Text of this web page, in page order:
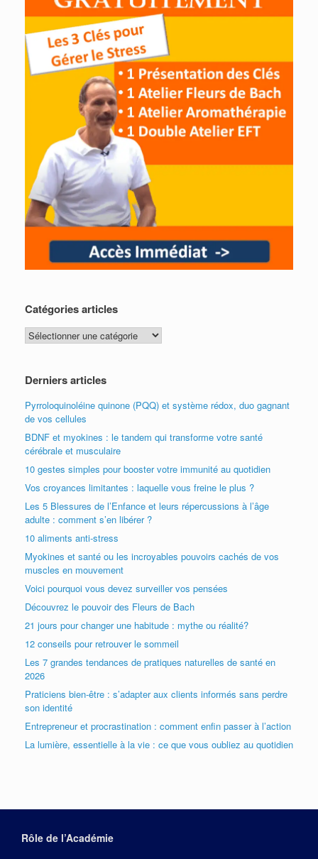
Catégories articles
Catégories
articles
Derniers articles
Pyrroloquinoléine quinone (PQQ) et système rédox, duo gagnant
de vos cellules
BDNF et myokines : le tandem qui transforme votre santé
cérébrale et musculaire
10 gestes simples pour booster votre immunité au quotidien
Vos croyances limitantes : laquelle vous freine le plus ?
Les 5 Blessures de l’Enfance et leurs répercussions à l’âge
adulte : comment s’en libérer ?
10 aliments anti-stress
Myokines et santé ou les incroyables pouvoirs cachés de vos
muscles en mouvement
Voici pourquoi vous devez surveiller vos pensées
Découvrez le pouvoir des Fleurs de Bach
21 jours pour changer une habitude : mythe ou réalité?
12 conseils pour retrouver le sommeil
Les 7 grandes tendances de pratiques naturelles de santé en
2026
Praticiens bien-être : s’adapter aux clients informés sans perdre
son identité
Entrepreneur et procrastination : comment enfin passer à l’action
La lumière, essentielle à la vie : ce que vous oubliez au quotidien
Rôle de l’Académie